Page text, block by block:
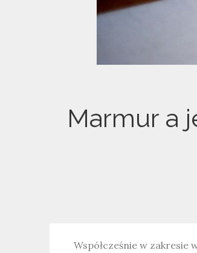
Marmur a
Współcześnie w